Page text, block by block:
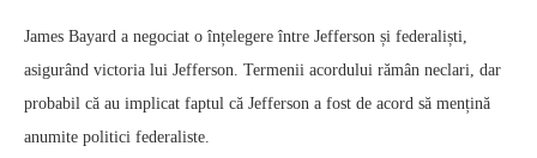
James Bayard a negociat o înțelegere între Jefferson și federaliști,
asigurând victoria lui Jefferson. Termenii acordului rămân neclari, dar
probabil că au implicat faptul că Jefferson a fost de acord să mențină
anumite politici federaliste.